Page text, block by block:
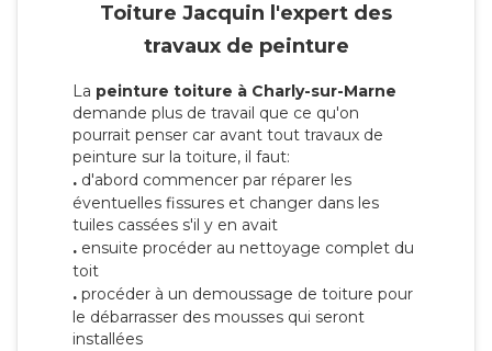
Toiture Jacquin l'expert des
travaux de peinture
La peinture toiture à Charly-sur-Marne
demande plus de travail que ce qu'on
pourrait penser car avant tout travaux de
peinture sur la toiture, il faut:
. d'abord commencer par réparer les
éventuelles fissures et changer dans les
tuiles cassées s'il y en avait
. ensuite procéder au nettoyage complet du
toit
. procéder à un demoussage de toiture pour
le débarrasser des mousses qui seront
installées